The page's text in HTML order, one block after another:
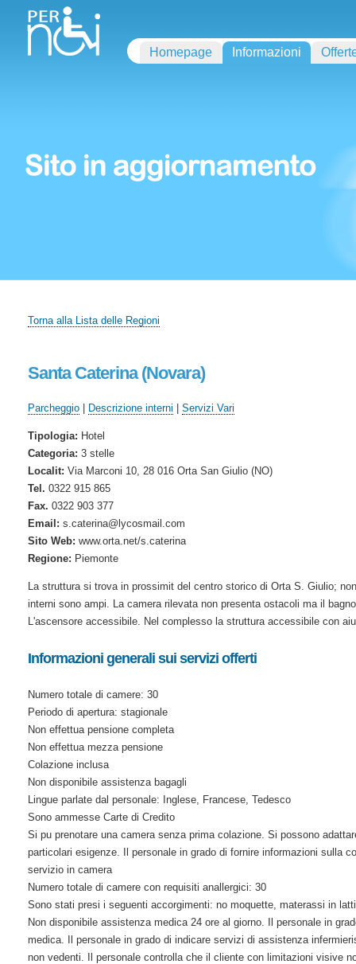
Homepage Informazioni
Torna alla Lista delle Regioni
Santa Caterina (Novara)
Parcheggio| Descrizione interni Servizi Vari
Tipologia: Hotel
Categoria: 3 stelle
Localit: Via Marconi 10, 28 016 Orta San Giulio (NO)
Tel. 0322 915 865
Fax. 0322 903 377
Email: s.caterina@lycosmail.com
Sito Web: www.orta.net/s.caterina
Regione: Piemonte
La struttura si trova in prossimit del centro storico di Orta S. Giulio;
interni sono ampi. La camera rilevata non presenta ostacoli ma il
L'ascensore accessibile. Nel complesso la struttura accessibile con
Informazioni generali sui servizi offerti
Numero totale di camere: 30
Periodo di apertura: stagionale
Non effettua pensione completa
Non effettua mezza pensione
Colazione inclusa
Non disponibile assistenza bagagli
Lingue parlate dal personale: Inglese, Francese, Tedesco
Sono ammesse Carte di Credito
Si pu prenotare una camera senza prima colazione. Si possono
particolari esigenze. Il personale in grado di fornire informazioni sulla
servizio in camera
Numero totale di camere con requisiti anallergici: 30
Sono stati presi i seguenti accorgimenti: no moquette, materassi in
Non disponibile assistenza medica 24 ore al giorno. Il personale in
medica. Il personale in grado di indicare servizi di assistenza
non vedenti. Il personale controlla che il cliente con limitazioni visive